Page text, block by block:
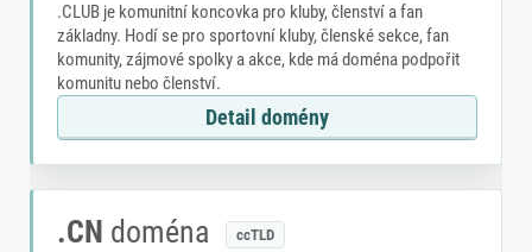
.CLUB je komunitní koncovka pro kluby, členství a fan
základny. Hodí se pro sportovní kluby, členské sekce, fan
komunity, zájmové spolky a akce, kde má doména podpořit
komunitu nebo členství.
Detail domény
.CN doména ccTLD